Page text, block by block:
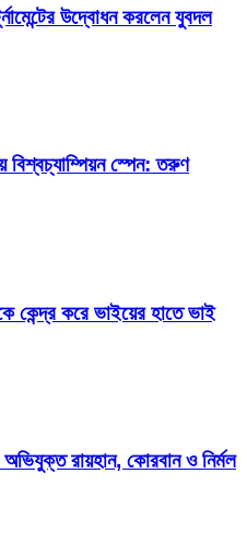
উদ্বোধন করলেন যুবদল
বিশ্বচ্যাম্পিয়ন স্পেন: তরুণ
কেন্দ্র করে ভাইয়ের হাতে ভাই
রায়হান, কোরবান ও নির্মল